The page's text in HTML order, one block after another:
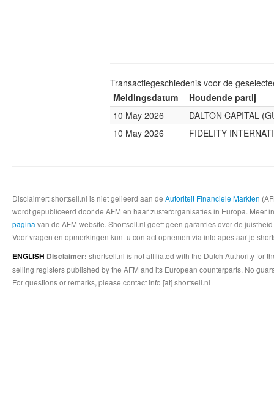
Transactiegeschiedenis voor de
Meldingsdatum
Houdende partij
10 May 2026
DALTON CAPITAL
10 May 2026
FIDELITY
Disclaimer: shortsell.nl is niet gelieerd aan de Autoriteit Financiele Markten
wordt gepubliceerd door de AFM en haar zusterorganisaties in Europa.
pagina van de AFM website. Shortsell.nl geeft geen garanties over de
Voor vragen en opmerkingen kunt u contact opnemen via info apestaartje
ENGLISH Disclaimer: shortsell.nl is not affiliated with the Dutch Authority for
selling registers published by the AFM and its European counterparts. No
For questions or remarks, please contact info [at] shortsell.nl